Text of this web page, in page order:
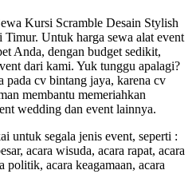
Kursi Scramble Desain Stylish
Untuk harga sewa alat event
Anda, dengan budget sedikit,
dari kami. Yuk tunggu apalagi?
pada cv bintang jaya, karena cv
membantu memeriahkan
wedding dan event lainnya.
untuk segala jenis event, seperti :
acara wisuda, acara rapat, acara
politik, acara keagamaan, acara